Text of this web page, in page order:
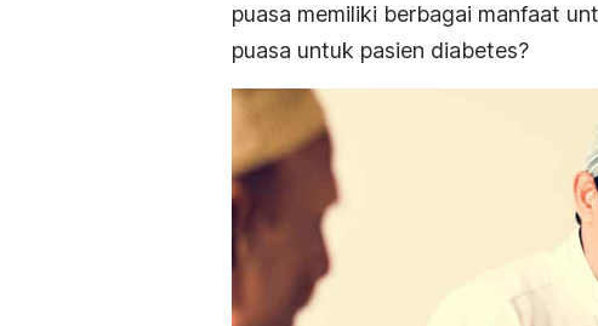
puasa memiliki berbagai manfaat
puasa untuk pasien diabetes?